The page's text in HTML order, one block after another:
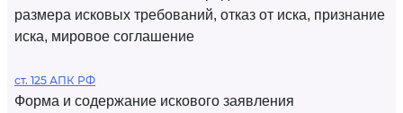
размера исковых требований, отказ от иска, признание
иска, мировое соглашение
ст. 125 АПК РФ
Форма и содержание искового заявления